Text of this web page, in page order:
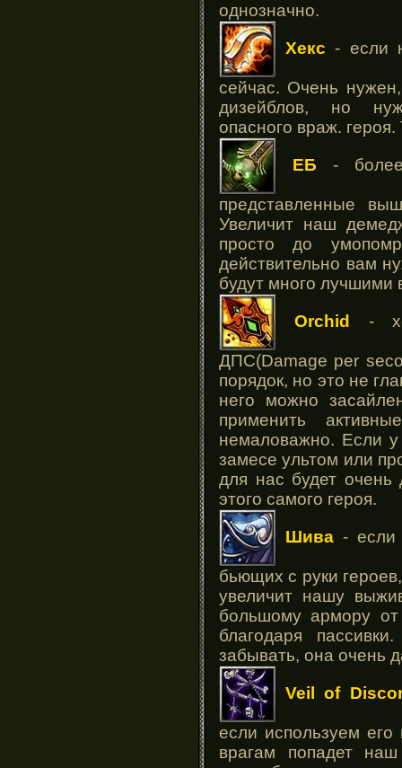
однозначно.
Хекс- если
сейчас. Очень
дизейблов, но
опасного враж.
ЕБ -
представленные
Увеличит наш
просто до
действительно вам
будут много лучшими
Orchid -
ДПС(Damage per
порядок, но это не
него можно
применить
немаловажно. Если
замесе ультом или
для нас будет очень
этого самого героя.
Шива - если
бьющих с руки
увеличит нашу
большому армору
благодаря
забывать, она очень
Veil of
если используем
врагам попадет